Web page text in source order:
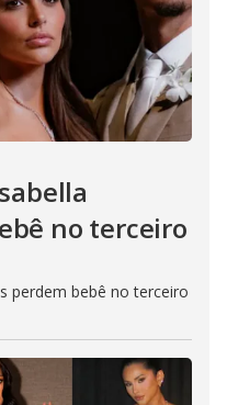
no terceiro
perdem bebê no terceiro